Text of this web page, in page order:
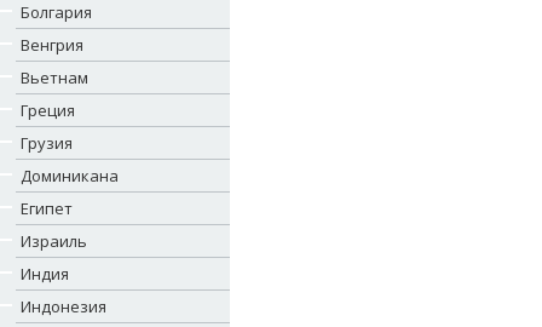
Болгария
Венгрия
Вьетнам
Греция
Грузия
Доминикана
Египет
Израиль
Индия
Индонезия